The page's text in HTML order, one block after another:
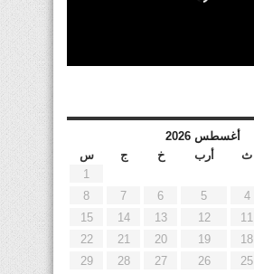
أغسطس 2026
ث أرب خ ج
س
1
4
5
6
7
8
11
12
13
14
15
18
19
20
21
22
25
26
27
28
29